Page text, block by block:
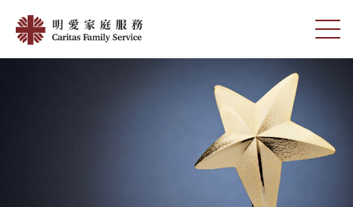
main
切
换
明